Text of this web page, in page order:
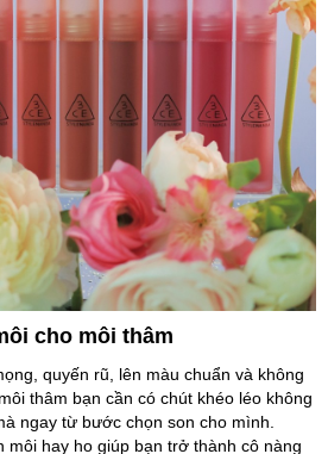
cho môi thâm
quyến rũ, lên màu chuẩn và không
thâm bạn cần có chút khéo léo không
ngay từ bước chọn son cho mình.
môi hay ho giúp bạn trở thành cô nàng